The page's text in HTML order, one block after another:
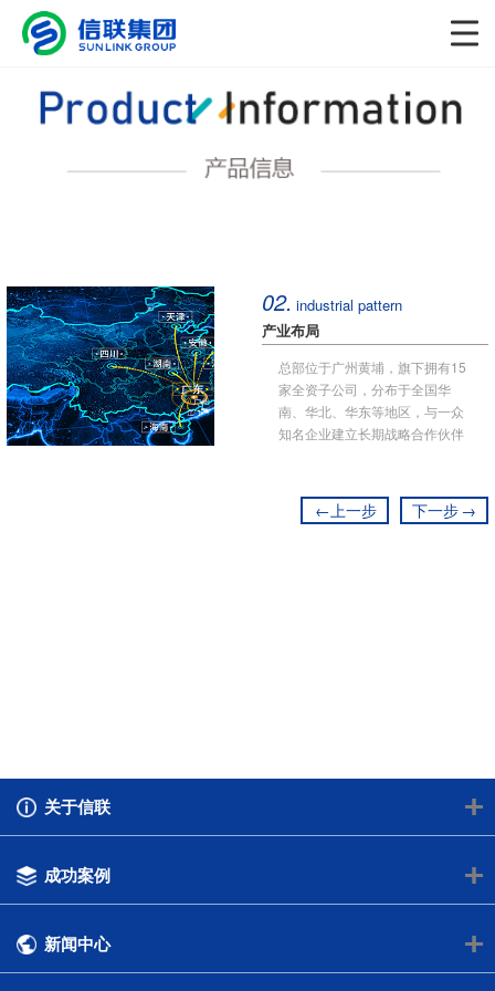
02. industrial pattern
产业布局
总部位于广州黄埔，旗下拥有15
家全资子公司，分布于全国华
南、华北、华东等地区，与一众
知名企业建立长期战略合作伙伴
←上一步 下一步→
关于信联 +
信联简介
发展历程
成功案例 +
2023国际CMF设计奖——FRESHTIME蜂蜜
新闻中心 +